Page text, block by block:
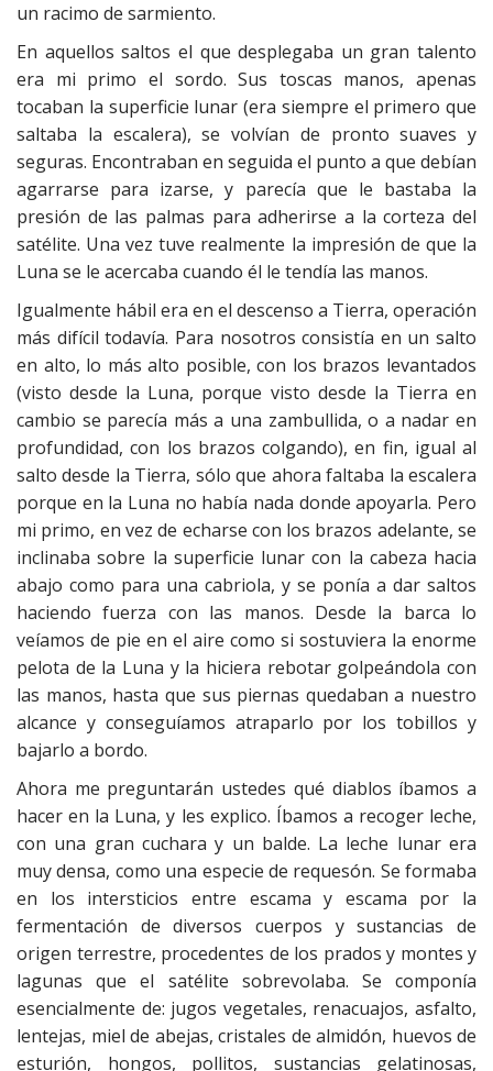
un racimo de sarmiento.
En aquellos saltos el que desplegaba un gran talento
era mi primo el sordo. Sus toscas manos, apenas
tocaban la superficie lunar (era siempre el primero que
saltaba la escalera), se volvían de pronto suaves y
seguras. Encontraban en seguida el punto a que debían
agarrarse para izarse, y parecía que le bastaba la
presión de las palmas para adherirse a la corteza del
satélite. Una vez tuve realmente la impresión de que la
Luna se le acercaba cuando él le tendía las manos.
Igualmente hábil era en el descenso a Tierra, operación
más difícil todavía. Para nosotros consistía en un salto
en alto, lo más alto posible, con los brazos levantados
(visto desde la Luna, porque visto desde la Tierra en
cambio se parecía más a una zambullida, o a nadar en
profundidad, con los brazos colgando), en fin, igual al
salto desde la Tierra, sólo que ahora faltaba la escalera
porque en la Luna no había nada donde apoyarla. Pero
mi primo, en vez de echarse con los brazos adelante, se
inclinaba sobre la superficie lunar con la cabeza hacia
abajo como para una cabriola, y se ponía a dar saltos
haciendo fuerza con las manos. Desde la barca lo
veíamos de pie en el aire como si sostuviera la enorme
pelota de la Luna y la hiciera rebotar golpeándola con
las manos, hasta que sus piernas quedaban a nuestro
alcance y conseguíamos atraparlo por los tobillos y
bajarlo a bordo.
Ahora me preguntarán ustedes qué diablos íbamos a
hacer en la Luna, y les explico. Íbamos a recoger leche,
con una gran cuchara y un balde. La leche lunar era
muy densa, como una especie de requesón. Se formaba
en los intersticios entre escama y escama por la
fermentación de diversos cuerpos y sustancias de
origen terrestre, procedentes de los prados y montes y
lagunas que el satélite sobrevolaba. Se componía
esencialmente de: jugos vegetales, renacuajos, asfalto,
lentejas, miel de abejas, cristales de almidón, huevos de
esturión, hongos, pollitos, sustancias gelatinosas,